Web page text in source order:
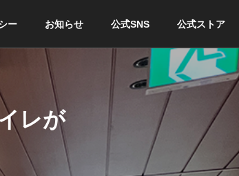
ー お知らせ 公式SNS 公式ストア
レが